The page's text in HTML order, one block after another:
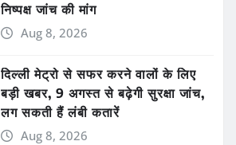
निष्पक्ष जांच की मांग
Aug 8, 2026
दिल्ली मेट्रो से सफर करने वालों के लिए
बड़ी खबर, 9 अगस्त से बढ़ेगी सुरक्षा जांच,
लग सकती हैं लंबी कतारें
Aug 8, 2026